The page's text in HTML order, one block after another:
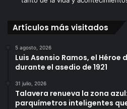
Artículos más visitados
5 agosto, 2026
Luis Asensio Ramos, el
durante el asedio de 1921
31 julio, 2026
Talavera renueva la zona
parquímetros inteligentes